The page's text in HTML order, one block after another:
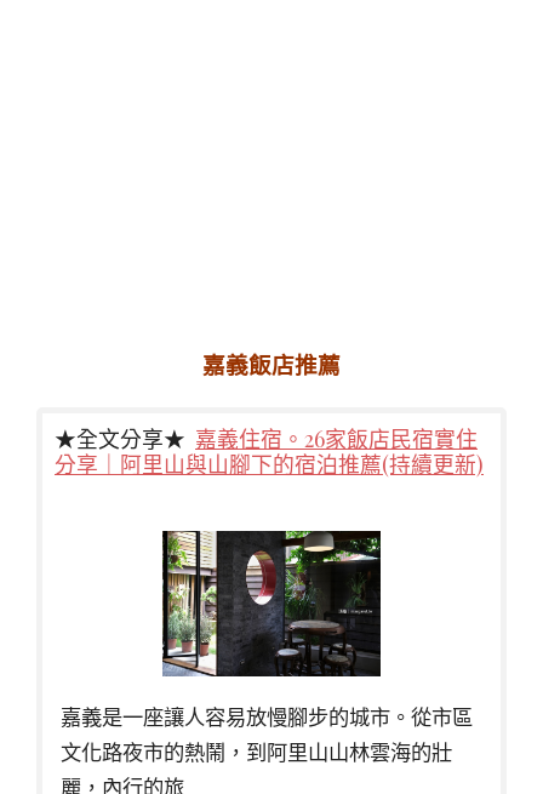
嘉義飯店推薦
★全文分享★ 嘉義住宿。26家飯店民宿實住
分享｜阿里山與山腳下的宿泊推薦(持續更新)
嘉義是一座讓人容易放慢腳步的城市。從市區
文化路夜市的熱鬧，到阿里山山林雲海的壯
麗，內行的旅